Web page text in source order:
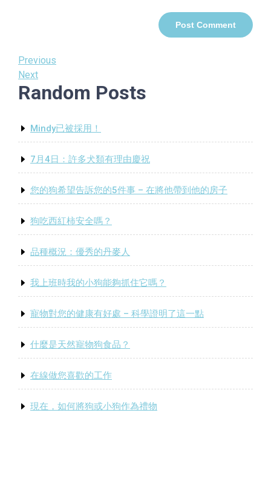
Post
navigation
Previous
Post
Previous
Next
Post
Next
Random Posts
Mindy已被採用！
7月4日：許多犬類有理由慶祝
您的狗希望告訴您的5件事 – 在將他帶到他的房子
狗吃西紅柿安全嗎？
品種概況：優秀的丹麥人
我上班時我的小狗能夠抓住它嗎？
寵物對您的健康有好處 – 科學證明了這一點
什麼是天然寵物狗食品？
在線做您喜歡的工作
現在，如何將狗或小狗作為禮物